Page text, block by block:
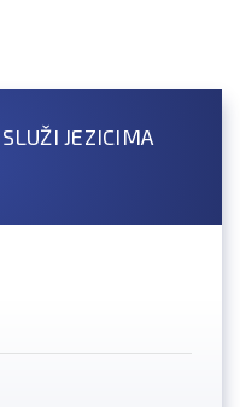
JEZICIMA